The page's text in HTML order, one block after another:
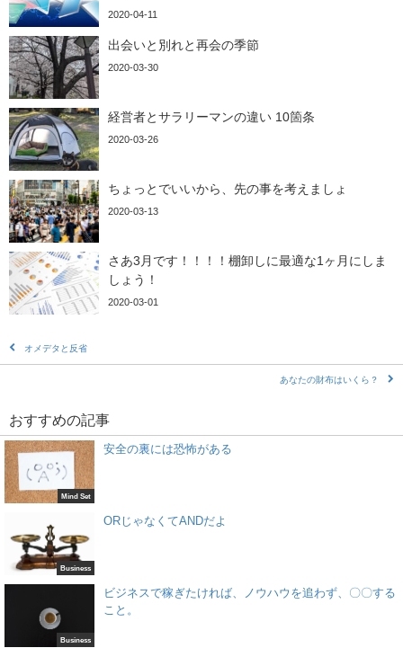
2020-04-11
出会いと別れと再会の季節
2020-03-30
経営者とサラリーマンの違い 10箇条
2020-03-26
ちょっとでいいから、先の事を考えましょ
2020-03-13
さあ3月です！！！！棚卸しに最適な1ヶ月にしま
しょう！
2020-03-01
オメデタと反省
あなたの財布はいくら？
おすすめの記事
Mind Set
安全の裏には恐怖がある
Business
ORじゃなくてANDだよ
Business
ビジネスで稼ぎたければ、ノウハウを追わず、〇〇する
こと。